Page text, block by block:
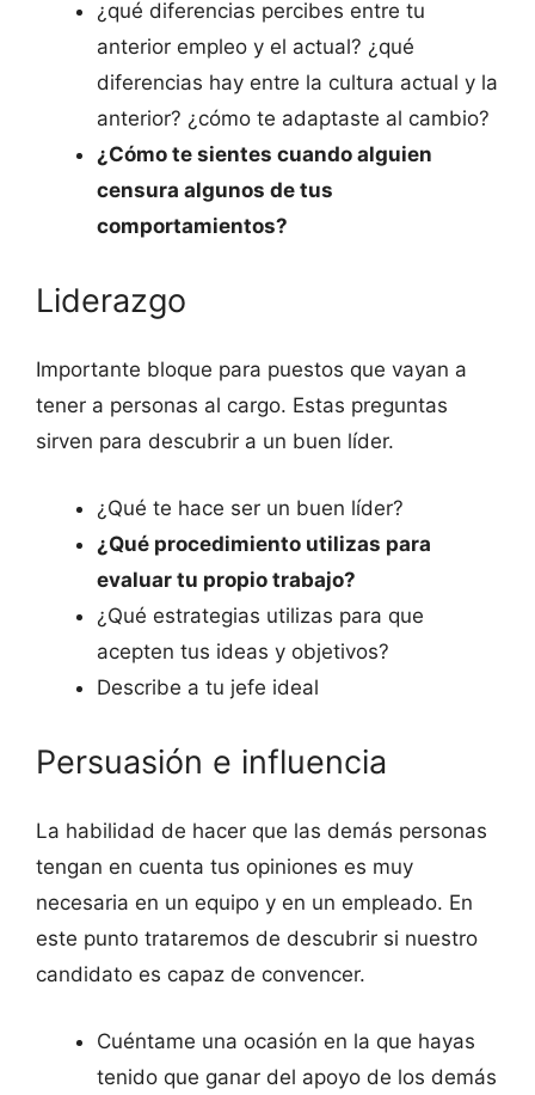
¿qué diferencias percibes entre tu
anterior empleo y el actual? ¿qué
diferencias hay entre la cultura actual y la
anterior? ¿cómo te adaptaste al cambio?
¿Cómo te sientes cuando alguien
censura algunos de tus
comportamientos?
Liderazgo
Importante bloque para puestos que vayan a
tener a personas al cargo. Estas preguntas
sirven para descubrir a un buen líder.
¿Qué te hace ser un buen líder?
¿Qué procedimiento utilizas para
evaluar tu propio trabajo?
¿Qué estrategias utilizas para que
acepten tus ideas y objetivos?
Describe a tu jefe ideal
Persuasión e influencia
La habilidad de hacer que las demás personas
tengan en cuenta tus opiniones es muy
necesaria en un equipo y en un empleado. En
este punto trataremos de descubrir si nuestro
candidato es capaz de convencer.
Cuéntame una ocasión en la que hayas
tenido que ganar del apoyo de los demás